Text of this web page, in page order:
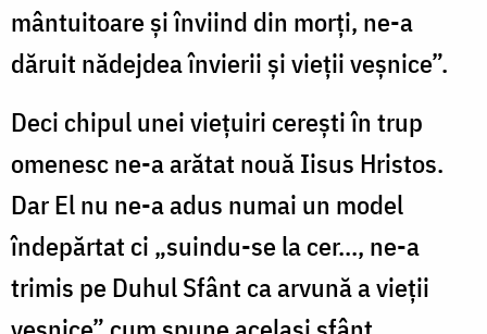
mântuitoare şi înviind din morţi, ne-a
dăruit nădejdea învierii şi vieţii veşnice”.
Deci chipul unei vieţuiri cereşti în trup
omenesc ne-a arătat nouă Iisus Hristos.
Dar El nu ne-a adus numai un model
îndepărtat ci „suindu-se la cer..., ne-a
trimis pe Duhul Sfânt ca arvună a vieţii